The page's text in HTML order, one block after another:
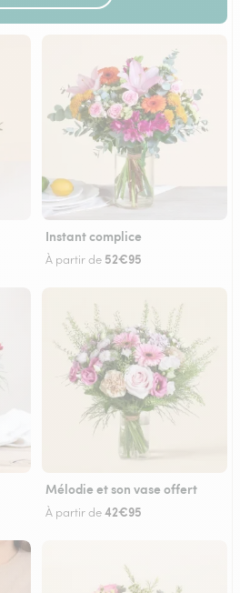
Instant complice
À partir de 52€95
Mélodie et son vase offert
À partir de42€95